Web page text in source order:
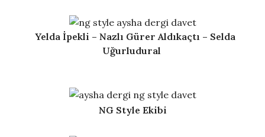
Yelda İpekli – Nazlı Gürer Aldıkaçtı – Selda
Uğurludural
NG Style Ekibi